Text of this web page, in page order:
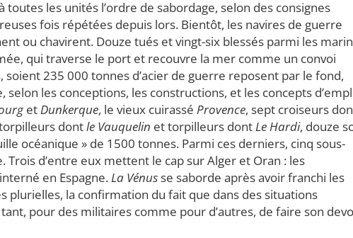
les unités l’ordre de sabordage, selon des consignes
fois répétées depuis lors. Bientôt, les navires de guerre
ou chavirent. Douze tués et vingt-six blessés parmi les
qui traverse le port et recouvre la mer comme un convoi
235 000 tonnes d’acier de guerre reposent par le fond,
les conceptions, les constructions, et les concepts
etDunkerque, le vieux cuirassé Provence, sept croiseurs
dontle Vauquelin et torpilleurs dontLe Hardi, douze
océanique » de 1500 tonnes. Parmi ces derniers, cinq sous-
Trois d’entre eux mettent le cap sur Alger et Oran : les
en Espagne.La Vénus se saborde après avoir franchi les
plurielles, la confirmation du fait que dans des situations
pour des militaires comme pour d’autres, de faire son